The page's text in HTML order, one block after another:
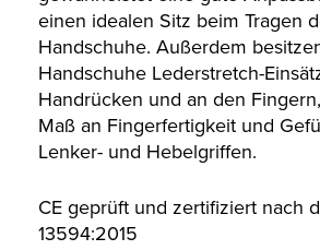
einen idealen Sitz beim Tragen
Handschuhe. Außerdem
Handschuhe Lederstretch-
Handrücken und an den
Maß an Fingerfertigkeit und
Lenker- und Hebelgriffen.
CE geprüft und zertifiziert nach
13594:2015